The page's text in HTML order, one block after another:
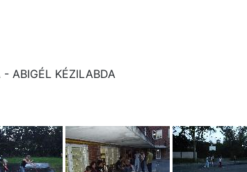
- ABIGÉL KÉZILABDA